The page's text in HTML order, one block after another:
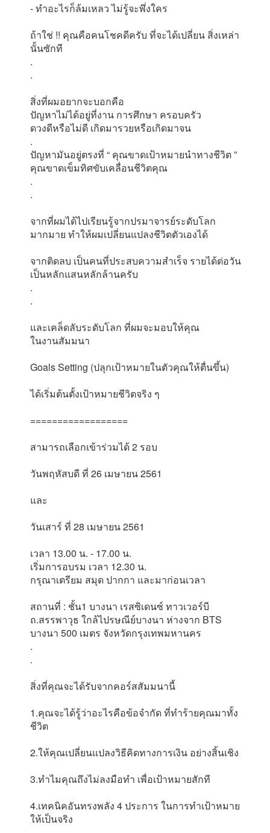
- ทำอะไรก็ล้มเหลว ไม่รู้จะพึ่งใคร
ถ้าใช่ !! คุณคือคนโชคดีครับ ที่จะได้เปลี่ยน สิ่งเหล่า
นั้นซักที
.
.
สิ่งที่ผมอยากจะบอกคือ
ปัญหาไม่ได้อยู่ที่งาน การศึกษา ครอบครัว
ดวงดีหรือไม่ดี เกิดมารวยหรือเกิดมาจน
.
ปัญหามันอยู่ตรงที่ “ คุณขาดเป้าหมายนำทางชีวิต ”
คุณขาดเข็มทิศขับเคลื่อนชีวิตคุณ
.
.
จากที่ผมได้ไปเรียนรู้จากปรมาจารย์ระดับโลก
มากมาย ทำให้ผมเปลี่ยนแปลงชีวิตตัวเองได้
จากติดลบ เป็นคนที่ประสบความสำเร็จ รายได้ต่อวัน
เป็นหลักแสนหลักล้านครับ
.
.
และเคล็ดลับระดับโลก ที่ผมจะมอบให้คุณ
ในงานสัมมนา
Goals Setting (ปลุกเป้าหมายในตัวคุณให้ตื่นขึ้น)
ได้เริ่มต้นตั้งเป้าหมายชีวิตจริง ๆ
==================
สามารถเลือกเข้าร่วมได้ 2 รอบ
วันพฤหัสบดี ที่ 26 เมษายน 2561
และ
วันเสาร์ ที่ 28 เมษายน 2561
เวลา 13.00 น. - 17.00 น.
เริ่มการอบรม เวลา 12.30 น.
กรุณาเตรียม สมุด ปากกา และมาก่อนเวลา
สถานที่ : ชั้น1 บางนา เรสซิเดนซ์ ทาวเวอร์บี
ถ.สรรพาวุธ ใกล้ไปรษณีย์บางนา ห่างจาก BTS
บางนา 500 เมตร จังหวัดกรุงเทพมหานคร
.
.
สิ่งที่คุณจะได้รับจากคอร์สสัมมนานี้
1.คุณจะได้รู้ว่าอะไรคือข้อจำกัด ที่ทำร้ายคุณมาทั้ง
ชีวิต
2.ให้คุณเปลี่ยนแปลงวิธีคิดทางการเงิน อย่างสิ้นเชิง
3.ทำไมคุณถึงไม่ลงมือทำ เพื่อเป้าหมายสักที
4.เทคนิคอันทรงพลัง 4 ประการ ในการทำเป้าหมาย
ให้เป็นจริง